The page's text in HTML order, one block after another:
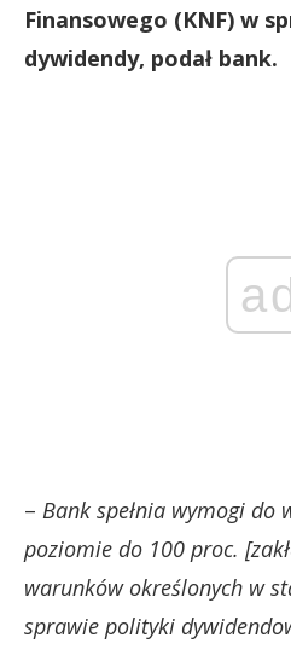
Finansowego (KNF) w
dywidendy, podał bank.
– Bank spełnia wymogi do
poziomie do 100 proc.
warunków określonych w
sprawie polityki